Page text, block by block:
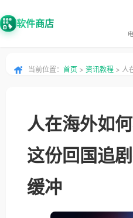
软件商店
当前位置： 首页 > 资讯教程 > 人
人在海外如
这份回国追
缓冲